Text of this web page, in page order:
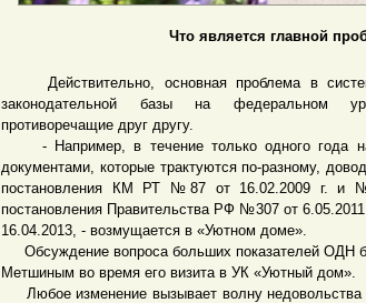
Что является главной
Действительно, основная проблема в
законодательной базы на федеральном
противоречащие друг другу.
- Например, в течение только одного года
документами, которые трактуются по-разному,
постановления КМ РТ №87 от 16.02.2009 г. и
постановления Правительства РФ №307 от
16.04.2013, - возмущается в «Уютном доме».
Обсуждение вопроса больших показателей ОДН
Метшиным во время его визита в УК «Уютный дом».
Любое изменение вызывает волну недовольства